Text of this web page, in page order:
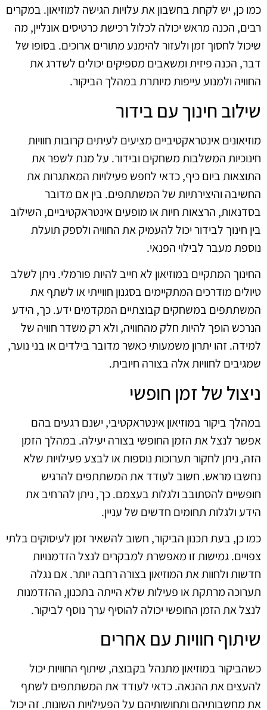
כמו כן, יש לקחת בחשבון את עלויות הגישה למוזיאון. במקרים
רבים, הכנה מראש יכולה לכלול רכישת כרטיסים אונליין, מה
שיכול לחסוך זמן ולעזור להימנע מתורים ארוכים. בסופו של
דבר, הכנה פיזית ומשאבים מספיקים יכולים לשדרג את
החוויה ולמנוע עייפות מיותרת במהלך הביקור.
שילוב חינוך עם בידור
מוזיאונים אינטראקטיביים מציעים לעיתים קרובות חוויות
חינוכיות המשלבות משחקים ובידור. על מנת לשפר את
התוצאות ביום כיף, כדאי לחפש פעילויות המאתגרות את
החשיבה והיצירתיות של המשתתפים. בין אם מדובר
בסדנאות, הרצאות חיות או מופעים אינטראקטיביים, השילוב
בין חינוך לבידור יכול להעמיק את החוויה ולספק תועלת
נוספת מעבר לבילוי הפנאי.
החינוך המתקיים במוזיאון לא חייב להיות פורמלי. ניתן לשלב
טיולים מודרכים המתקיימים בסגנון חווייתי או לשתף את
המשתתפים במשחקים קבוצתיים המקדמים ידע. כך, הידע
הנרכש הופך להיות חלק מהחוויה, ולא רק משדר חוויה של
למידה. זהו יתרון משמעותי כאשר מדובר בילדים או בני נוער,
שמגיבים לחוויות אלה בצורה חיובית.
ניצול של זמן חופשי
במהלך ביקור במוזיאון אינטראקטיבי, ישנם רגעים בהם
אפשר לנצל את הזמן החופשי בצורה יעילה. במהלך הזמן
הזה, ניתן לחקור תערוכות נוספות או לבצע פעילויות שלא
נחשבו מראש. חשוב לעודד את המשתתפים להרגיש
חופשיים להסתובב ולגלות בעצמם. כך, ניתן להרחיב את
הידע ולגלות תחומים חדשים של עניין.
כמו כן, בעת תכנון הביקור, חשוב להשאיר זמן לעיסוקים בלתי
צפויים. גמישות זו מאפשרת למבקרים לנצל הזדמנויות
חדשות ולחוות את המוזיאון בצורה רחבה יותר. אם נגלה
תערוכה מרתקת או פעילות שלא הייתה בתכנון, ההזדמנות
לנצל את הזמן החופשי יכולה להוסיף ערך נוסף לביקור.
שיתוף חוויות עם אחרים
כשהביקור במוזיאון מתנהל בקבוצה, שיתוף החוויות יכול
להעצים את ההנאה. כדאי לעודד את המשתתפים לשתף
את מחשבותיהם ותחושותיהם על הפעילויות השונות. זה יכול